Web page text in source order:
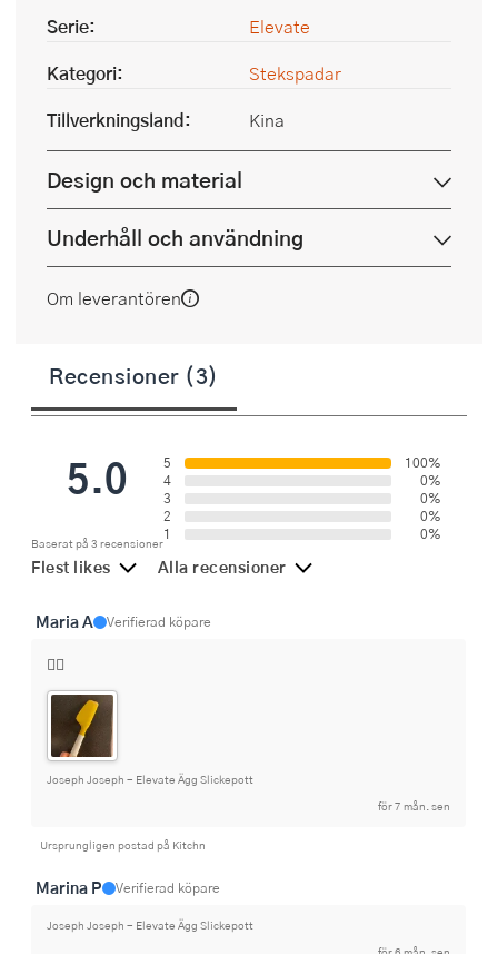
Serie:
Elevate
Kategori:
Stekspadar
Tillverkningsland:
Kina
Design och material
Underhåll och användning
Om leverantören
Recensioner (3)
5.0
Baserat på 3 recensioner
5
100%
4
0%
3
0%
2
0%
1
0%
Flest likes Alla recensioner
Maria A Verifierad köpare
👍🏻
Joseph Joseph - Elevate Ägg Slickepott
för 7 mån. sen
Ursprungligen postad på Kitchn
Marina P Verifierad köpare
Joseph Joseph - Elevate Ägg Slickepott